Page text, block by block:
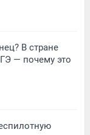
В стране
— почему это